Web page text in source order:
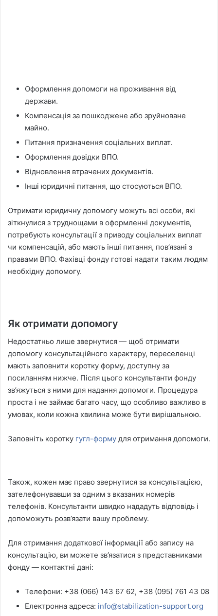
Оформлення допомоги на проживання від
держави.
Компенсація за пошкоджене або зруйноване
майно.
Питання призначення соціальних виплат.
Оформлення довідки ВПО.
Відновлення втрачених документів.
Інші юридичні питання, що стосуються ВПО.
Отримати юридичну допомогу можуть всі особи, які
зіткнулися з труднощами в оформленні документів,
потребують консультації з приводу соціальних виплат
чи компенсацій, або мають інші питання, пов’язані з
правами ВПО. Фахівці фонду готові надати таким людям
необхідну допомогу.
Як отримати допомогу
Недостатньо лише звернутися — щоб отримати
допомогу консультаційного характеру, переселенці
мають заповнити коротку форму, доступну за
посиланням нижче. Після цього консультанти фонду
зв’яжуться з ними для надання допомоги. Процедура
проста і не займає багато часу, що особливо важливо в
умовах, коли кожна хвилина може бути вирішальною.
Заповніть коротку гугл-форму для отримання допомоги.
Також, кожен має право звернутися за консультацією,
зателефонувавши за одним з вказаних номерів
телефонів. Консультанти швидко нададуть відповідь і
допоможуть розв’язати вашу проблему.
Для отримання додаткової інформації або запису на
консультацію, ви можете зв’язатися з представниками
фонду — контактні дані:
Телефони: +38 (066) 143 67 62, +38 (095) 761 43 08
Електронна адреса: info@stabilization-support.org